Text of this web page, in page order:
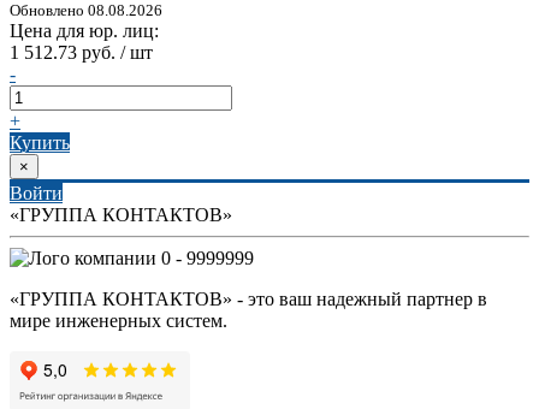
Обновлено 08.08.2026
Цена для юр. лиц:
1 512.73 руб. / шт
-
+
Купить
×
Войти
«ГРУППА КОНТАКТОВ»
0 - 9999999
«ГРУППА КОНТАКТОВ» - это ваш надежный партнер в
мире инженерных систем.